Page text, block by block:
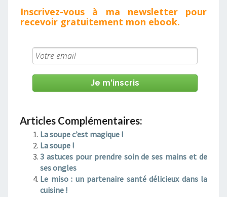
Inscrivez - vous à ma newsletter pour
recevoir gratuitement mon ebook.
Je m'inscris
Articles Complémentaires:
La soupe c’est magique !
La soupe !
3 astuces pour prendre soin de ses mains et de
ses ongles
Le miso : un partenaire santé délicieux dans la
cuisine !